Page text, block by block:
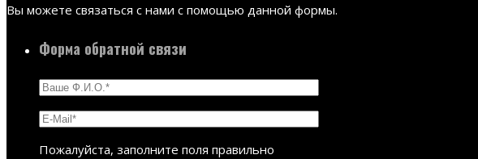
Вы можете связаться с нами с помощью данной формы.
Форма обратной связи
Пожалуйста, заполните поля правильно